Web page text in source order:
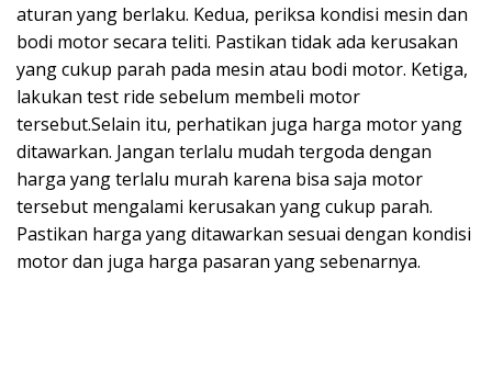
aturan yang berlaku. Kedua, periksa kondisi mesin dan
bodi motor secara teliti. Pastikan tidak ada kerusakan
yang cukup parah pada mesin atau bodi motor. Ketiga,
lakukan test ride sebelum membeli motor
tersebut.Selain itu, perhatikan juga harga motor yang
ditawarkan. Jangan terlalu mudah tergoda dengan
harga yang terlalu murah karena bisa saja motor
tersebut mengalami kerusakan yang cukup parah.
Pastikan harga yang ditawarkan sesuai dengan kondisi
motor dan juga harga pasaran yang sebenarnya.